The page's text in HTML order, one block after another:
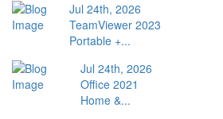
Jul 24th, 2026
TeamViewer 2023
Portable +...
Jul 24th, 2026
Office 2021
Home &...